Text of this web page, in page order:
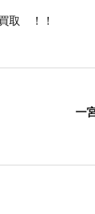
取 ！！
一